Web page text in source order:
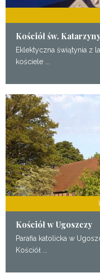
Kościół św.
Eklektyczna świątynia z
kościele ...
Kościół w Ugoszczy
Parafia katolicka w
Kościół ...